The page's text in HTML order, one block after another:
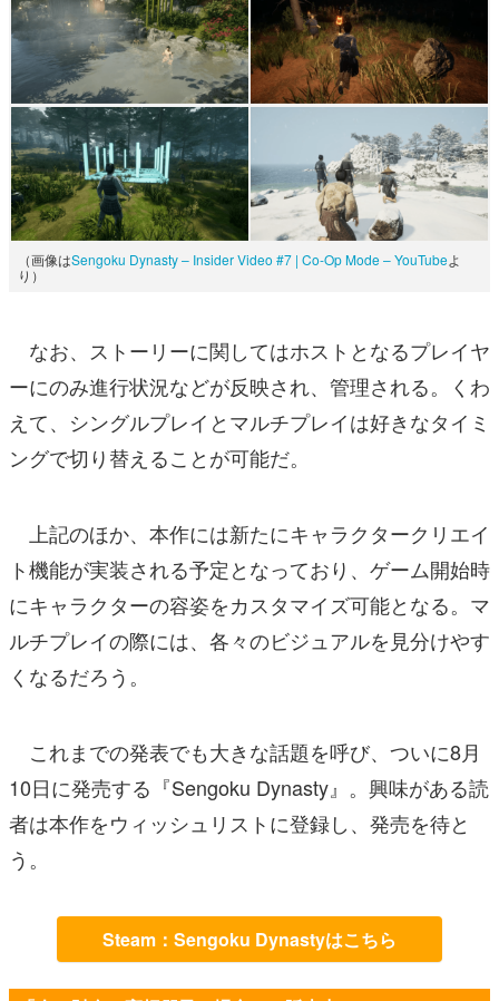
（画像はSengoku Dynasty – Insider Video #7 | Co-Op Mode – YouTubeよ
り）
なお、ストーリーに関してはホストとなるプレイヤ
ーにのみ進行状況などが反映され、管理される。くわ
えて、シングルプレイとマルチプレイは好きなタイミ
ングで切り替えることが可能だ。
上記のほか、本作には新たにキャラクタークリエイ
ト機能が実装される予定となっており、ゲーム開始時
にキャラクターの容姿をカスタマイズ可能となる。マ
ルチプレイの際には、各々のビジュアルを見分けやす
くなるだろう。
これまでの発表でも大きな話題を呼び、ついに8月
10日に発売する『Sengoku Dynasty』。興味がある読
者は本作をウィッシュリストに登録し、発売を待と
う。
Steam：Sengoku Dynastyはこちら